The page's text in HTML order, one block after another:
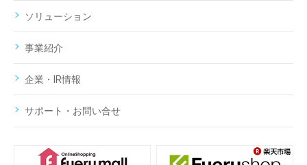
ソリューション
事業紹介
企業・IR情報
サポート・お問い合せ